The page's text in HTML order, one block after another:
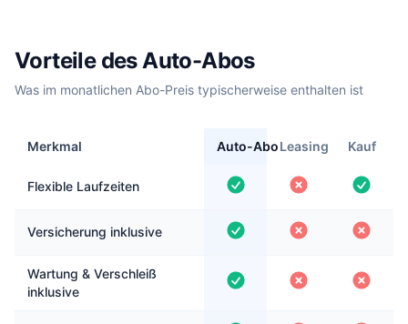
Vorteile des Auto-Abos
Was im monatlichen Abo-Preis typischerweise enthalten ist
Merkmal Auto-AboLeasing Kauf
Flexible Laufzeiten
Versicherung inklusive
Wartung & Verschleiß
inklusive